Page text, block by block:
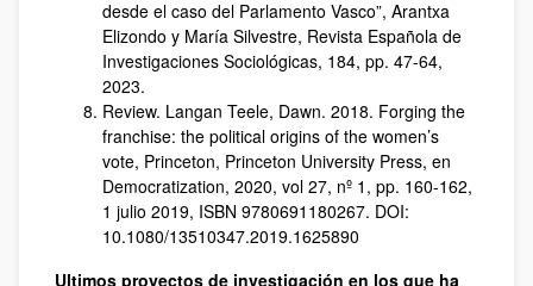
desde el caso del Parlamento Vasco”, Arantxa
Elizondo y María Silvestre, Revista Española de
Investigaciones Sociológicas, 184, pp. 47-64,
2023.
Review. Langan Teele, Dawn. 2018. Forging the
franchise: the political origins of the women’s
vote, Princeton, Princeton University Press, en
Democratization, 2020, vol 27, nº 1, pp. 160-162,
1 julio 2019, ISBN 9780691180267. DOI:
10.1080/13510347.2019.1625890
Ultimos proyectos de investigación en los que ha